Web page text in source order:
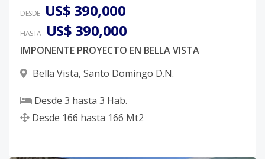
DESDE US$ 390,000
HASTA US$ 390,000
IMPONENTE PROYECTO EN BELLA VISTA
Bella Vista, Santo Domingo D.N.
Desde 3 hasta 3 Hab.
Desde 166 hasta 166 Mt2